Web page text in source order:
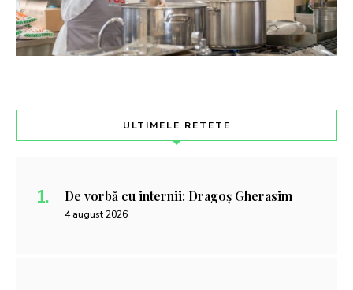
ULTIMELE RETETE
De vorbă cu internii: Dragoș Gherasim
4 august 2026